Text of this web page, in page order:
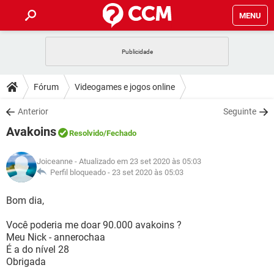
MENU
CELULAR FACEBOOK
OUTLOOK
INSTAGRAM
GUIA DE COMPRAS
DICAS
JOGOS WHATSAPP
INSTAGRAM GMAIL
GUIA DE COMPRAS
DOWNLOADS
JOGOS
CELULAR
OUTLOOK EXCEL
INSTAGRAM
JOGOS WHATSAPP
CELULAR
OUTLOOK
INSTAGRAM GMAIL
GUIA DE COMPRAS
GLOSSÁRIO
JOGOS
OUTLOOK
INSTAGRAM
Fórum Videogames e jogos online
Anterior Seguinte
Avakoins Resolvido/Fechado
Joiceanne - Atualizado em 23 set 2020 às 05:03
Perfil bloqueado - 23 set 2020 às 05:03
Bom dia,
Você poderia me doar 90.000 avakoins ?
Meu Nick - annerochaa
É a do nível 28
Obrigada